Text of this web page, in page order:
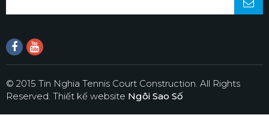
© 2015 Tin Nghia Tennis Court Construction. All Rights
Reserved. Thiết kế website Ngôi Sao Số